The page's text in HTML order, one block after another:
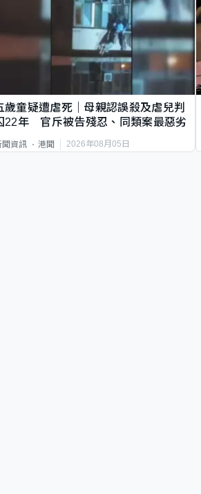
歲童疑遭虐死｜母親認誤殺及虐兒判
22年 官斥被告殘忍、同類案最惡劣
聞資訊 港聞 2026年08月05日